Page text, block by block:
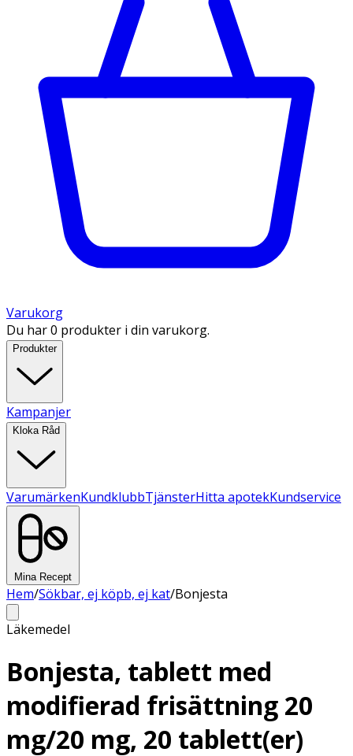
Varukorg
Du har 0 produkter i din varukorg.
Produkter
Kampanjer
Kloka Råd
VarumärkenKundklubbTjänsterHitta apotekKundservice
Mina Recept
Hem/Sökbar, ej köpb, ej kat/Bonjesta
Läkemedel
Bonjesta, tablett med
modifierad frisättning 20
mg/20 mg, 20 tablett(er)